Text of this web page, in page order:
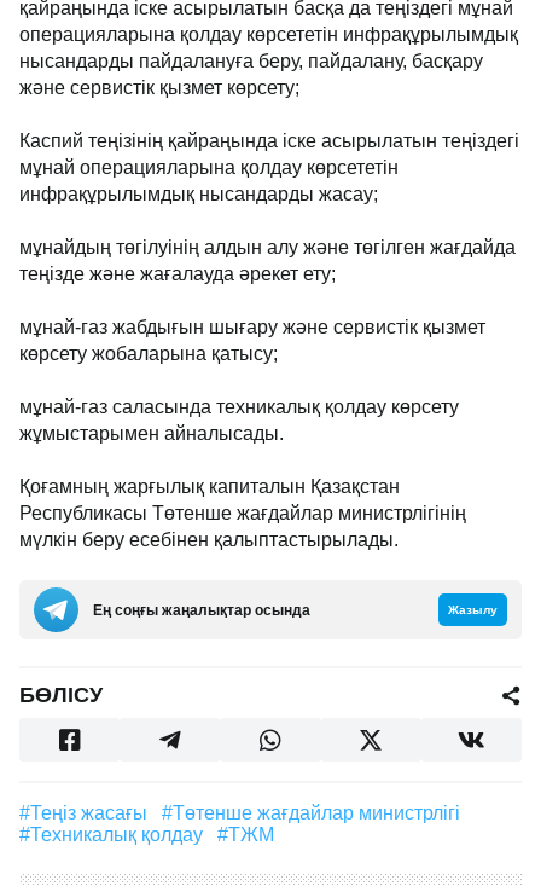
қайраңында іске асырылатын басқа да теңіздегі мұнай
операцияларына қолдау көрсететін инфрақұрылымдық
нысандарды пайдалануға беру, пайдалану, басқару
және сервистік қызмет көрсету;
Каспий теңізінің қайраңында іске асырылатын теңіздегі
мұнай операцияларына қолдау көрсететін
инфрақұрылымдық нысандарды жасау;
мұнайдың төгілуінің алдын алу және төгілген жағдайда
теңізде және жағалауда әрекет ету;
мұнай-газ жабдығын шығару және сервистік қызмет
көрсету жобаларына қатысу;
мұнай-газ саласында техникалық қолдау көрсету
жұмыстарымен айналысады.
Қоғамның жарғылық капиталын Қазақстан
Республикасы Төтенше жағдайлар министрлiгiнiң
мүлкiн беру есебiнен қалыптастырылады.
Ең соңғы жаңалықтар осында Жазылу
БӨЛІСУ
#Теңіз жасағы
#Төтенше жағдайлар министрлігі
#техникалық қолдау
#ТЖМ